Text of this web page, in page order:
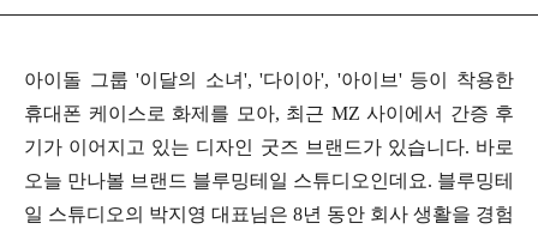
아이돌 그룹 '이달의 소녀', '다이아', '아이브' 등이 착용한
휴대폰 케이스로 화제를 모아, 최근 MZ 사이에서 간증 후
기가 이어지고 있는 디자인 굿즈 브랜드가 있습니다. 바로
오늘 만나볼 브랜드 블루밍테일 스튜디오인데요. 블루밍테
일 스튜디오의 박지영 대표님은 8년 동안 회사 생활을 경험